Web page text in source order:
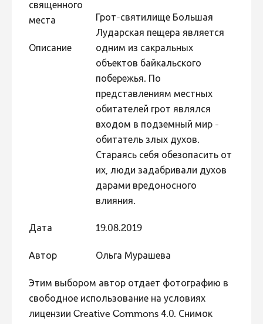
Видео 2020
Фотоконкурс 2018
Фотоконкурс 2017
Фотоконкурс 2016
Фотоконкурс 2015
Фотоконкурс 2014
Фотоконкурс 2012
Фотоконкурс 2011
Фотоконкурс 2010
священного
места
Описание
Грот-святилище Большая
Лударская пещера является
одним из сакральных
объектов байкальского
побережья. По
представлениям местных
обитателей грот являлся
входом в подземный мир -
обитатель злых духов.
Стараясь себя обезопасить от
их, люди задабривали духов
дарами вредоносного
влияния.
Дата 19.08.2019
Автор Ольга Мурашева
Этим выбором автор отдает фотографию в
свободное использование на условиях
лицензии Creative Commons 4.0. Снимок